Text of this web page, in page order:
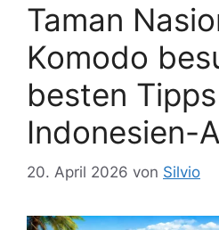
Taman
Komodo
besten
Indonesien-
20. April 2026 von Silvio